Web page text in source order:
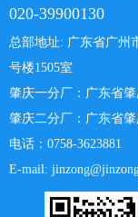
020-39900130
总部地址: 广东省广州
号楼1505室
肇庆一分厂： 广东省
肇庆二分厂：广东省
电话：0758-3623881
E-mail: